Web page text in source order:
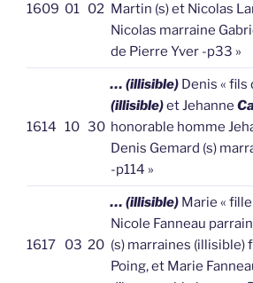
1609 01 02 Martin (s) et Nicolas
Nicolas marraine
de Pierre Yver -p33 »
1614 10 30
… (illisible) Denis « fils
(illisible)et Jehanne
honorable homme
Denis Gemard (s)
-p114 »
1617 03 20
… (illisible) Marie «
Nicole Fanneau
(s) marraines (illisible)
Poing, et Marie